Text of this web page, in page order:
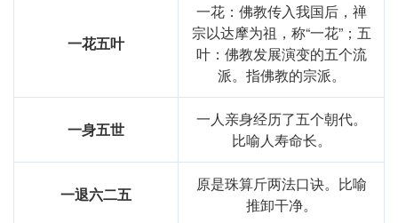
一花五叶
一花：佛教传入我国后，禅
宗以达摩为祖，称“一花”；五
叶：佛教发展演变的五个流
派。指佛教的宗派。
一身五世
一人亲身经历了五个朝代。
比喻人寿命长。
一退六二五
原是珠算斤两法口诀。比喻
推卸干净。